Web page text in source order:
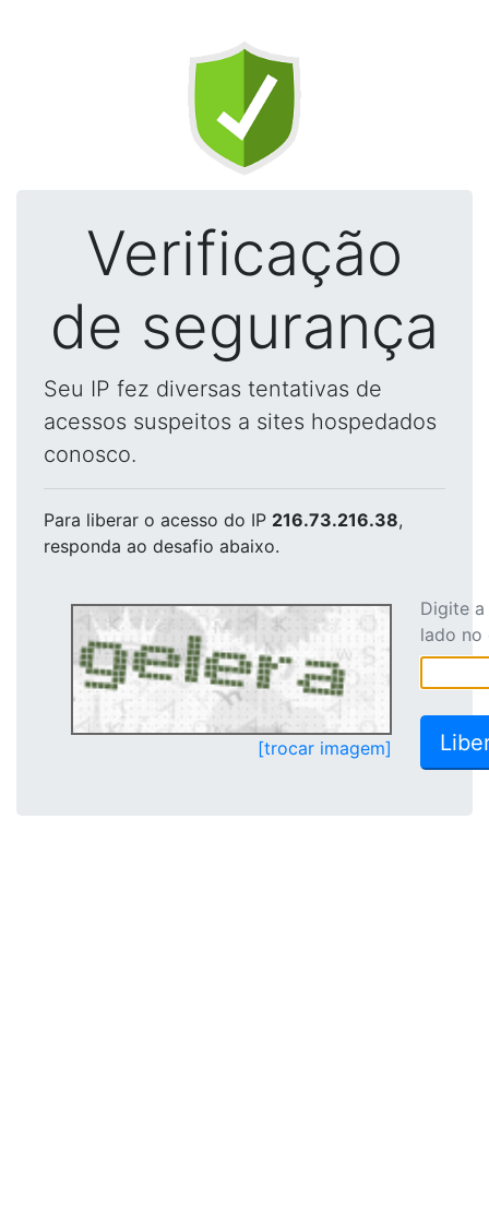
Verificação
de segurança
Seu IP fez diversas tentativas de
acessos suspeitos a sites hospedados
conosco.
Para liberar o acesso do IP 216.73.216.38,
responda ao desafio abaixo.
[trocar imagem]
Digite
lado no